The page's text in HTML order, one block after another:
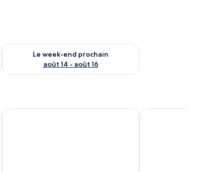
août 7 - août 9
Le week-end prochain
août 14 - août 16
Vérifier la disponibilité pour le week-end prochain août 14 -
The Netty Host Stay Batemill